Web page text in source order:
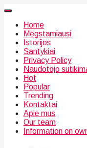
Home
Mėgstamiausi
Istorijos
Santykiai
Privacy Policy
Naudotojo
Hot
Popular
Trending
Kontaktai
Apie mus
Our team
Information on